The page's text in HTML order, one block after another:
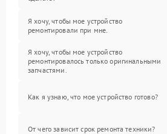
Я хочу, чтобы мое устройство
ремонтировали при мне.
Я хочу, чтобы мое устройство
ремонтировалось только оригинальными
запчастями.
Как я узнаю, что мое устройство готово?
От чего зависит срок ремонта техники?